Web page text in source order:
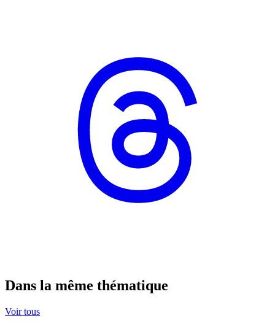
Dans la même thématique
Voir tous